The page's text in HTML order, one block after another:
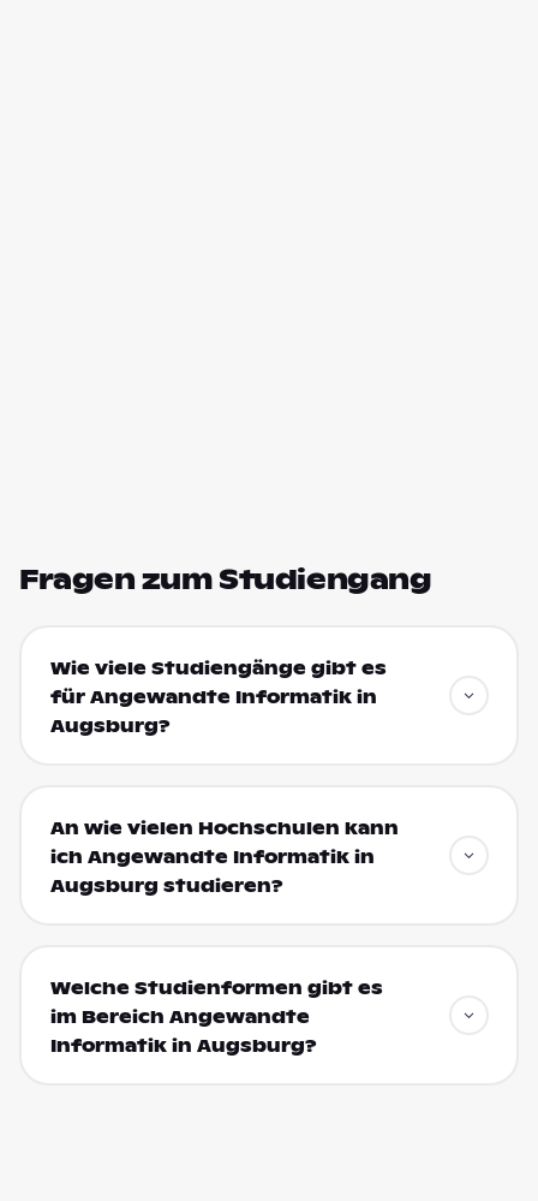
Fragen zum Studiengang
Wie viele Studiengänge gibt es
für Angewandte Informatik in
Augsburg?
An wie vielen Hochschulen kann
ich Angewandte Informatik in
Augsburg studieren?
Welche Studienformen gibt es
im Bereich Angewandte
Informatik in Augsburg?